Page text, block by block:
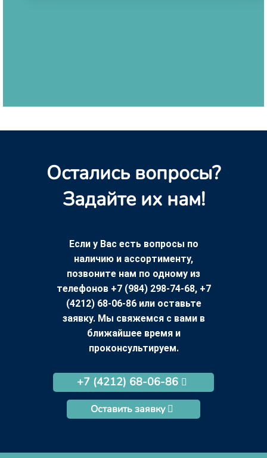
Остались вопросы?
Задайте их нам!
Если у Вас есть вопросы по
наличию и ассортименту,
позвоните нам по одному из
телефонов +7 (984) 298-74-68, +7
(4212) 68-06-86 или оставьте
заявку. Мы свяжемся с вами в
ближайшее время и
проконсультируем.
+7 (4212) 68-06-86
Оставить заявку